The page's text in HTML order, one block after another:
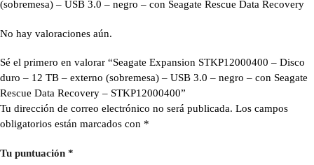
(sobremesa) – USB 3.0 – negro – con Seagate Rescue Data Recovery
No hay valoraciones aún.
Sé el primero en valorar “Seagate Expansion STKP12000400 – Disco
duro – 12 TB – externo (sobremesa) – USB 3.0 – negro – con Seagate
Rescue Data Recovery – STKP12000400”
Tu dirección de correo electrónico no será publicada. Los campos
obligatorios están marcados con *
Tu puntuación *